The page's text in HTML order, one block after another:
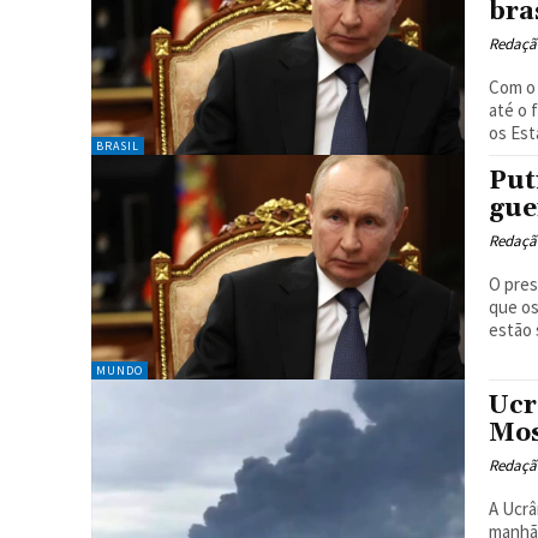
BRASIL
Com
até o
os
MUNDO
O
que
estão
A